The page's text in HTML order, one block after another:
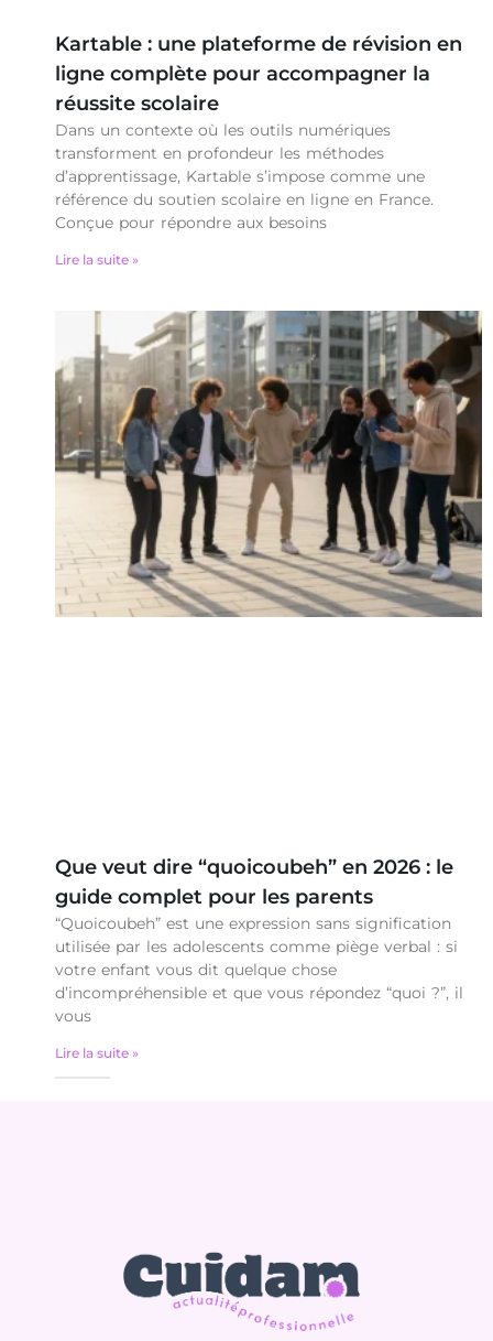
Kartable : une plateforme de révision en
ligne complète pour accompagner la
réussite scolaire
Dans un contexte où les outils numériques
transforment en profondeur les méthodes
d’apprentissage, Kartable s’impose comme une
référence du soutien scolaire en ligne en France.
Conçue pour répondre aux besoins
Lire la suite »
Que veut dire “quoicoubeh” en 2026 : le
guide complet pour les parents
“Quoicoubeh” est une expression sans signification
utilisée par les adolescents comme piège verbal : si
votre enfant vous dit quelque chose
d’incompréhensible et que vous répondez “quoi ?”, il
vous
Lire la suite »